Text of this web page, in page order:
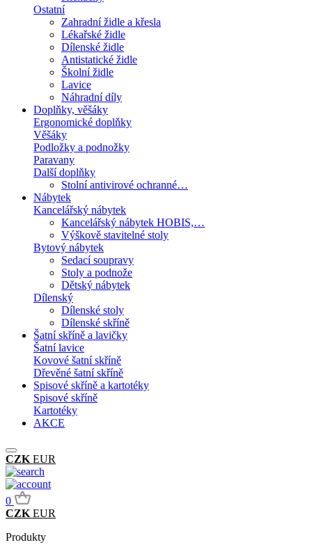
Ostatní
Zahradní židle a křesla
Lékařské židle
Dílenské židle
Antistatické židle
Školní židle
Lavice
Náhradní díly
Doplňky, věšáky
Ergonomické doplňky
Věšáky
Podložky a podnožky
Paravany
Další doplňky
Stolní antivirové ochranné…
Nábytek
Kancelářský nábytek
Kancelářský nábytek HOBIS,…
Výškově stavitelné stoly
Bytový nábytek
Sedací soupravy
Stoly a podnože
Dětský nábytek
Dílenský
Dílenské stoly
Dílenské skříně
Šatní skříně a lavičky
Šatní lavice
Kovové šatní skříně
Dřevěné šatní skříně
Spisové skříně a kartotéky
Spisové skříně
Kartotéky
AKCE
CZK EUR
0
CZK EUR
Produkty